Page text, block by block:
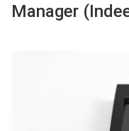
Manager